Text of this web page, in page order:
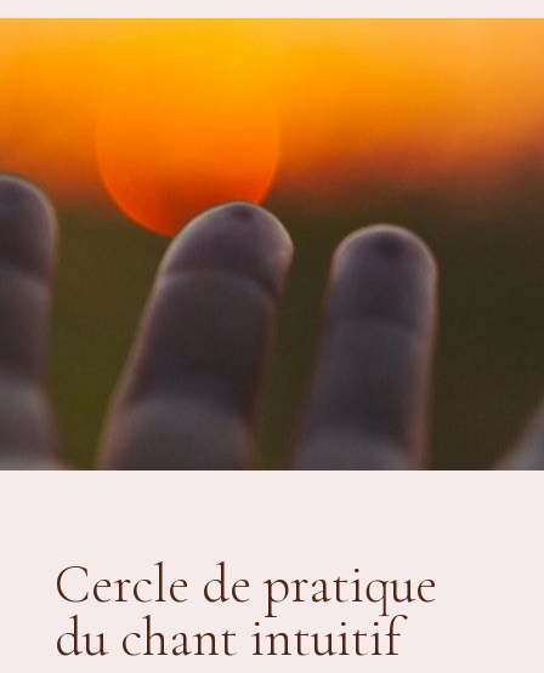
Cercle de pratique
du chant intuitif